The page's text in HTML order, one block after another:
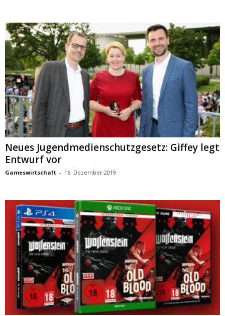
Neues Jugendmedienschutzgesetz: Giffey legt
Entwurf vor
Gameswirtschaft - 16. Dezember 2019